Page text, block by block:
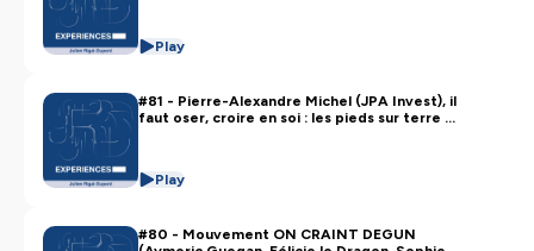
Play
#81 - Pierre-Alexandre Michel (JPA Invest), il
faut oser, croire en soi : les pieds sur terre et
Play
#80 - Mouvement ON CRAINT DEGUN